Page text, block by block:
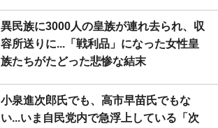
異民族に3000人の皇族が連れ去られ、収
容所送りに...「戦利品」になった女性皇
族たちがたどった悲惨な結末
小泉進次郎氏でも、高市早苗氏でもな
い...いま自民党内で急浮上している「次